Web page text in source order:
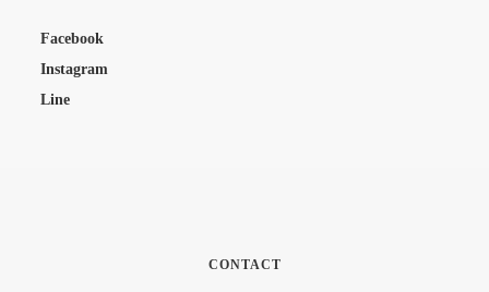
Facebook
Instagram
Line
CONTACT